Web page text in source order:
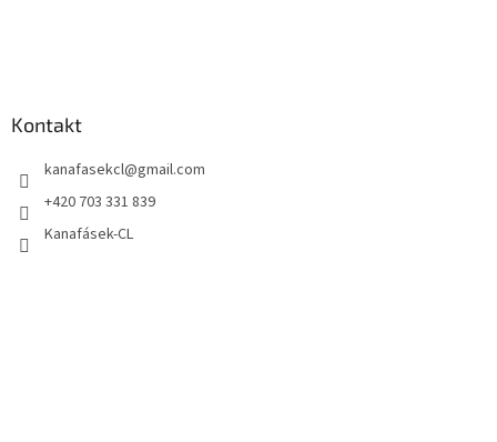
Kontakt
kanafasekcl@gmail.com
+420 703 331 839
Kanafásek-CL